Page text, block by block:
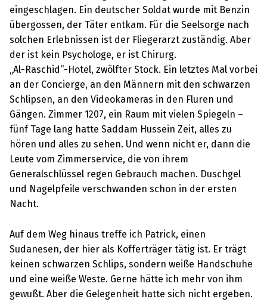
eingeschlagen. Ein deutscher Soldat wurde mit Benzin
übergossen, der Täter entkam. Für die Seelsorge nach
solchen Erlebnissen ist der Fliegerarzt zuständig. Aber
der ist kein Psychologe, er ist Chirurg.
„Al-Raschid“-Hotel, zwölfter Stock. Ein letztes Mal vorbei
an der Concierge, an den Männern mit den schwarzen
Schlipsen, an den Videokameras in den Fluren und
Gängen. Zimmer 1207, ein Raum mit vielen Spiegeln –
fünf Tage lang hatte Saddam Hussein Zeit, alles zu
hören und alles zu sehen. Und wenn nicht er, dann die
Leute vom Zimmerservice, die von ihrem
Generalschlüssel regen Gebrauch machen. Duschgel
und Nagelpfeile verschwanden schon in der ersten
Nacht.
Auf dem Weg hinaus treffe ich Patrick, einen
Sudanesen, der hier als Kofferträger tätig ist. Er trägt
keinen schwarzen Schlips, sondern weiße Handschuhe
und eine weiße Weste. Gerne hätte ich mehr von ihm
gewußt. Aber die Gelegenheit hatte sich nicht ergeben.